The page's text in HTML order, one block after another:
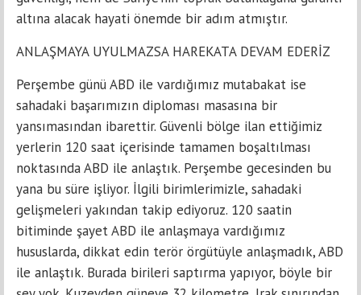
altına alacak hayati önemde bir adım atmıştır.
ANLAŞMAYA UYULMAZSA HAREKATA DEVAM EDERİZ
Perşembe günü ABD ile vardığımız mutabakat ise
sahadaki başarımızın diploması masasına bir
yansımasından ibarettir. Güvenli bölge ilan ettiğimiz
yerlerin 120 saat içerisinde tamamen boşaltılması
noktasında ABD ile anlaştık. Perşembe gecesinden bu
yana bu süre işliyor. İlgili birimlerimizle, sahadaki
gelişmeleri yakından takip ediyoruz. 120 saatin
bitiminde şayet ABD ile anlaşmaya vardığımız
hususlarda, dikkat edin terör örgütüyle anlaşmadık, ABD
ile anlaştık. Burada birileri saptırma yapıyor, böyle bir